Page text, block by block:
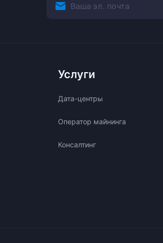
Услуги
Дата-центры
Оператор майнинга
Консалтинг